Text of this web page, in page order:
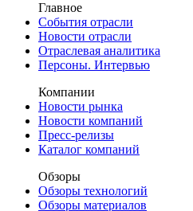
Главное
События отрасли
Новости отрасли
Отраслевая аналитика
Персоны. Интервью
Компании
Новости рынка
Новости компаний
Пресс-релизы
Каталог компаний
Обзоры
Обзоры технологий
Обзоры материалов